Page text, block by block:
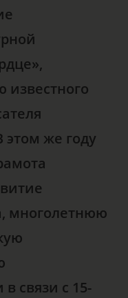
известного
же году
многолетнюю
связи с 15-